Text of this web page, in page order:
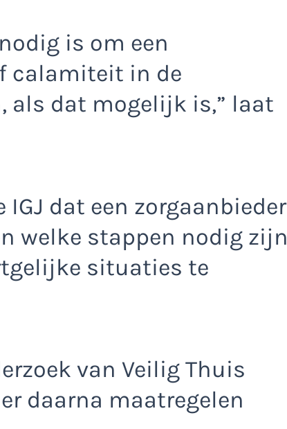
is om een
calamiteit in de
als dat mogelijk is,” laat
dat een zorgaanbieder
welke stappen nodig zijn
situaties te
van Veilig Thuis
daarna maatregelen